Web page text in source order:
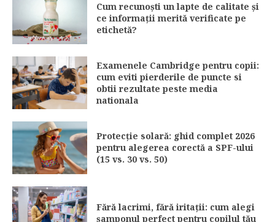
Cum recunoști un lapte de calitate și
ce informații merită verificate pe
etichetă?
Examenele Cambridge pentru copii:
cum eviti pierderile de puncte si
obtii rezultate peste media
nationala
Protecție solară: ghid complet 2026
pentru alegerea corectă a SPF-ului
(15 vs. 30 vs. 50)
Fără lacrimi, fără iritații: cum alegi
șamponul perfect pentru copilul tău